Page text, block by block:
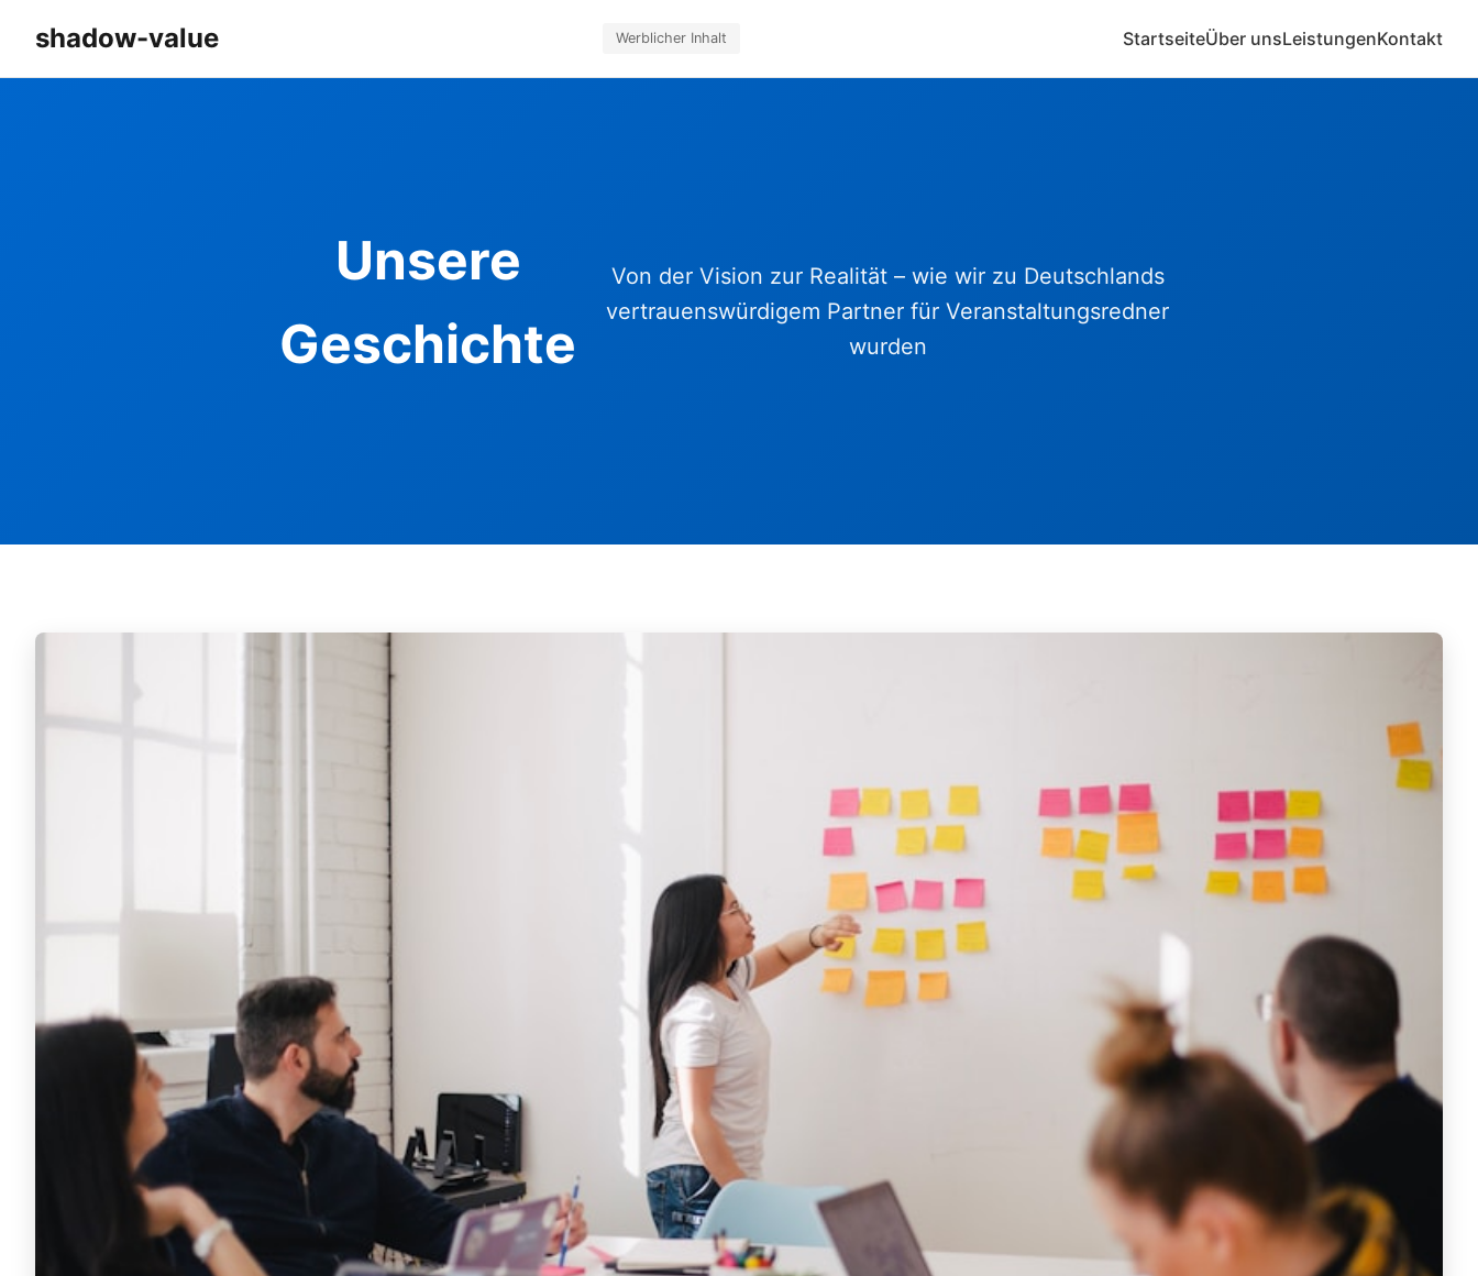
shadow-value Werblicher Inhalt StartseiteÜber unsLeistungenKontakt
Unsere
Geschichte
Von der Vision zur Realität – wie wir zu Deutschlands
vertrauenswürdigem Partner für Veranstaltungsredner
wurden